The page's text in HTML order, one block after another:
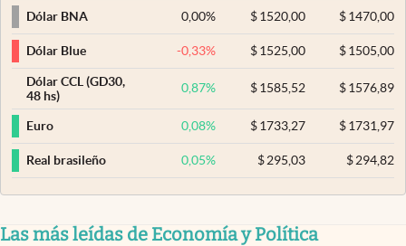
Dólar BNA
0,00% $ 1520,00 $1470,00
Dólar Blue -0,33% $ 1525,00 $1505,00
Dólar CCL (GD30,
48 hs)
0,87% $ 1585,52 $1576,89
Euro 0,08% $ 1733,27 $1731,97
Real brasileño 0,05% $ 295,03 $294,82
Las más leídas de Economía y Política